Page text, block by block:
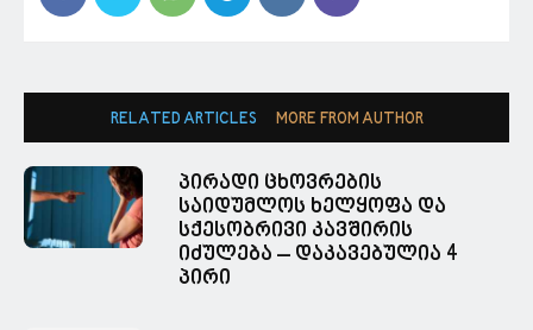
RELATED ARTICLES MORE FROM AUTHOR
პირადი ცხოვრების
საიდუმლოს ხელყოფა და
სქესობრივი კავშირის
იძულება – დაკავებულია 4
პირი